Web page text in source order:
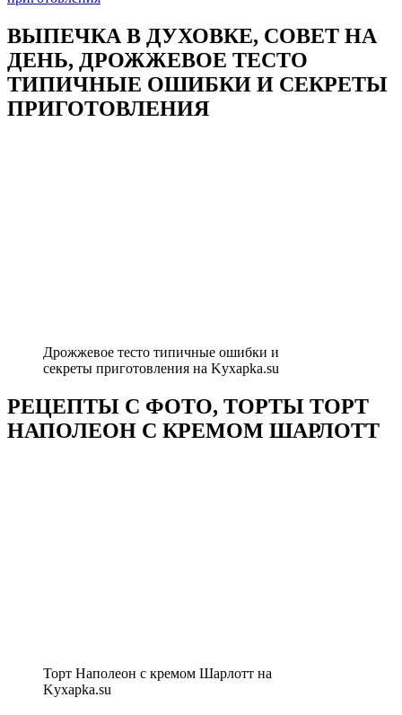
ВЫПЕЧКА В ДУХОВКЕ, СОВЕТ НА
ДЕНЬ, ДРОЖЖЕВОЕ ТЕСТО
ТИПИЧНЫЕ ОШИБКИ И СЕКРЕТЫ
ПРИГОТОВЛЕНИЯ
Дрожжевое тесто типичные ошибки и
секреты приготовления на Kyxapka.su
РЕЦЕПТЫ С ФОТО, ТОРТЫ ТОРТ
НАПОЛЕОН С КРЕМОМ ШАРЛОТТ
Торт Наполеон с кремом Шарлотт на
Kyxapka.su